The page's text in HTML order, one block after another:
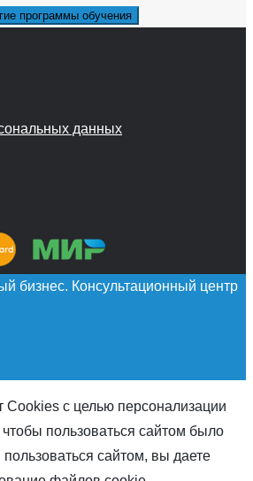
программы обучения
данных
бизнес. Консультационный центр
Cookies с целью персонализации
пользоваться сайтом было
сайтом, вы даете